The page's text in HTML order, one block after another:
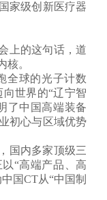
家级创新医疗器
上的这句话，道
核。
全球的光子计数
世界的“辽宁智
了中国高端装备
初心与区域优势
国内多家顶级三
“高端产品、高
国CT从“中国制